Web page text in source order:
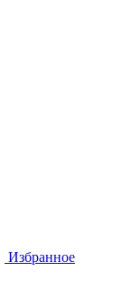
Избранное